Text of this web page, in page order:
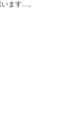
ます…。